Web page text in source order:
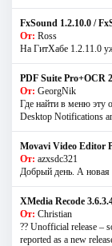
FxSound 1.2.10.0 /
От: Ross
На ГитХабе 1.2.11.0
PDF Suite Pro+OCR
От: GeorgNik
Где найти в меню эту
Desktop Notifications
Movavi Video Editor
От: azxsdc321
Добрый день. А новая
XMedia Recode
От: Christian
?? Unofficial release –
reported as a new